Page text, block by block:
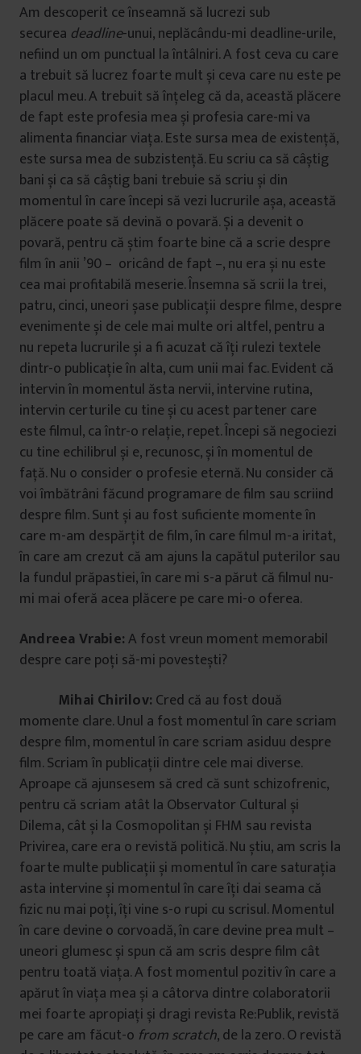
Am descoperit ce înseamnă să lucrezi sub
securea deadline-unui, neplăcându-mi deadline-urile,
nefiind un om punctual la întâlniri. A fost ceva cu care
a trebuit să lucrez foarte mult și ceva care nu este pe
placul meu. A trebuit să înțeleg că da, această plăcere
de fapt este profesia mea și profesia care-mi va
alimenta financiar viața. Este sursa mea de existență,
este sursa mea de subzistență. Eu scriu ca să câștig
bani și ca să câștig bani trebuie să scriu și din
momentul în care începi să vezi lucrurile așa, această
plăcere poate să devină o povară. Și a devenit o
povară, pentru că știm foarte bine că a scrie despre
film în anii ’90 – oricând de fapt –, nu era și nu este
cea mai profitabilă meserie. Însemna să scrii la trei,
patru, cinci, uneori șase publicații despre filme, despre
evenimente și de cele mai multe ori altfel, pentru a
nu repeta lucrurile și a fi acuzat că îți rulezi textele
dintr-o publicație în alta, cum unii mai fac. Evident că
intervin în momentul ăsta nervii, intervine rutina,
intervin certurile cu tine și cu acest partener care
este filmul, ca într-o relație, repet. Începi să negociezi
cu tine echilibrul și e, recunosc, și în momentul de
față. Nu o consider o profesie eternă. Nu consider că
voi îmbătrâni făcund programare de film sau scriind
despre film. Sunt și au fost suficiente momente în
care m-am despărțit de film, în care filmul m-a iritat,
în care am crezut că am ajuns la capătul puterilor sau
la fundul prăpastiei, în care mi s-a părut că filmul nu-
mi mai oferă acea plăcere pe care mi-o oferea.
Andreea Vrabie:A fost vreun moment memorabil
despre care poți să-mi povestești?
Mihai Chirilov: Cred că au fost două
momente clare. Unul a fost momentul în care scriam
despre film, momentul în care scriam asiduu despre
film. Scriam în publicații dintre cele mai diverse.
Aproape că ajunsesem să cred că sunt schizofrenic,
pentru că scriam atât la Observator Cultural și
Dilema, cât și la Cosmopolitan și FHM sau revista
Privirea, care era o revistă politică. Nu știu, am scris la
foarte multe publicații și momentul în care saturația
asta intervine și momentul în care îți dai seama că
fizic nu mai poți, îți vine s-o rupi cu scrisul. Momentul
în care devine o corvoadă, în care devine prea mult –
uneori glumesc și spun că am scris despre film cât
pentru toată viața. A fost momentul pozitiv în care a
apărut în viața mea și a câtorva dintre colaboratorii
mei foarte apropiați și dragi revista Re:Publik, revistă
pe care am făcut-o from scratch, de la zero. O revistă